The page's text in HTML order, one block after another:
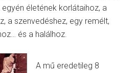
életének korlátaihoz, a
a szenvedéshez, egy remélt,
és a halálhoz.
A mű eredetileg 8